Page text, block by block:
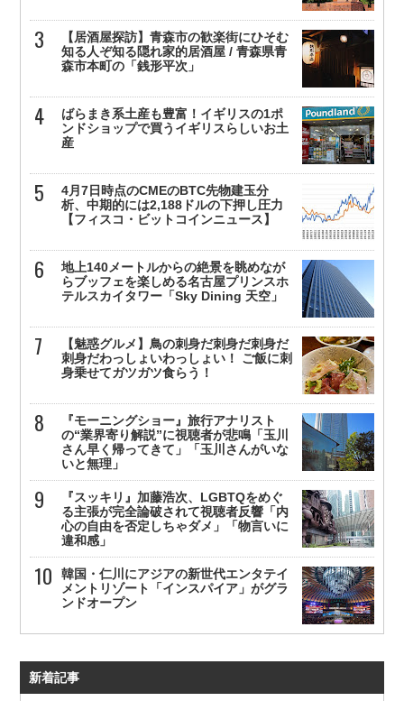
【居酒屋探訪】青森市の歓楽街にひそむ
知る人ぞ知る隠れ家的居酒屋 / 青森県青
森市本町の「銭形平次」
ばらまき系土産も豊富！イギリスの1ポ
ンドショップで買うイギリスらしいお土
産
4月7日時点のCMEのBTC先物建玉分
析、中期的には2,188ドルの下押し圧力
【フィスコ・ビットコインニュース】
地上140メートルからの絶景を眺めなが
らブッフェを楽しめる名古屋プリンスホ
テルスカイタワー「Sky Dining 天空」
【魅惑グルメ】鳥の刺身だ刺身だ刺身だ
刺身だわっしょいわっしょい！ ご飯に刺
身乗せてガツガツ食らう！
『モーニングショー』旅行アナリスト
の“業界寄り解説”に視聴者が悲鳴「玉川
さん早く帰ってきて」「玉川さんがいな
いと無理」
『スッキリ』加藤浩次、LGBTQをめぐ
る主張が完全論破されて視聴者反響「内
心の自由を否定しちゃダメ」「物言いに
違和感」
韓国・仁川にアジアの新世代エンタテイ
メントリゾート「インスパイア」がグラ
ンドオープン
新着記事